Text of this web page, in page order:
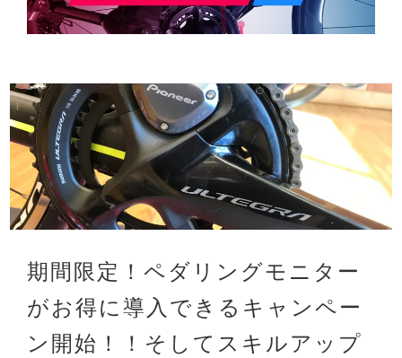
期間限定！ペダリングモニター
がお得に導入できるキャンペー
ン開始！！そしてスキルアップ